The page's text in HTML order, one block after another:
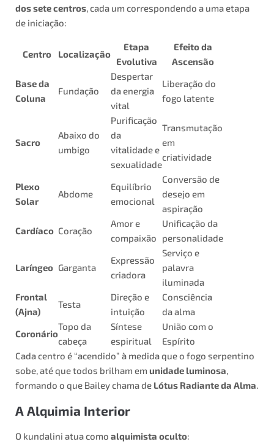
dos sete centros, cada um correspondendo a uma etapa
de iniciação:
Centro Localização
Etapa
Evolutiva
Efeito da
Ascensão
Base da
Coluna
Fundação
Despertar
da energia
vital
Liberação do
fogo latente
Sacro
Abaixo do
umbigo
Purificação
da
vitalidade e
sexualidade
Transmutação
em
criatividade
Plexo
Solar
Abdome
Equilíbrio
emocional
Conversão de
desejo em
aspiração
Cardíaco Coração
Amor e
compaixão
Unificação da
personalidade
Laríngeo Garganta
Expressão
criadora
Serviço e
palavra
iluminada
Frontal
(Ajna)
Testa
Direção e
intuição
Consciência
da alma
Coronário
Topo da
cabeça
Síntese
espiritual
União com o
Espírito
Cada centro é “acendido” à medida que o fogo serpentino
sobe, até que todos brilham em unidade luminosa,
formando o que Bailey chama de Lótus Radiante da Alma.
A Alquimia Interior
O kundalini atua como alquimista oculto: